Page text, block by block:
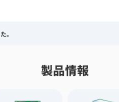
。
製品情報